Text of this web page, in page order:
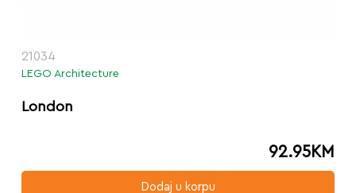
21034
LEGO Architecture
London
92.95KM
Dodaj u korpu